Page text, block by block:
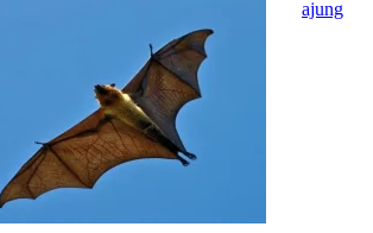
ajung